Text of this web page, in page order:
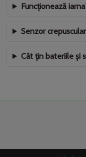
Funcționează
Senzor
Cât țin bateriile și